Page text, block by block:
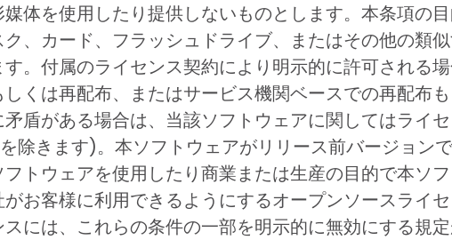
体を使用したり提供しないものとします。本条項の
、カード、フラッシュドライブ、またはその他の類
。付属のライセンス契約により明示的に許可される
くは再配布、またはサービス機関ベースでの再配布
盾がある場合は、当該ソフトウェアに関してはライ
除きます)。本ソフトウェアがリリース前バージョン
トウェアを使用したり商業または生産の目的で本ソ
お客様に利用できるようにするオープンソースライ
には、これらの条件の一部を明示的に無効にする規定